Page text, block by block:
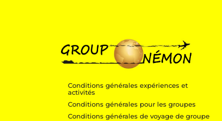
Conditions générales expériences et
activités
Conditions générales pour les groupes
Conditions générales de voyage de groupe